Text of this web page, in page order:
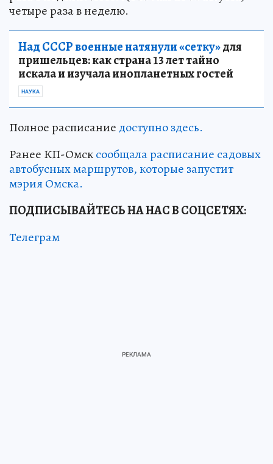
четыре раза в неделю.
Над СССР военные натянули «сетку»для
пришельцев: как страна 13 лет тайно
искала и изучала инопланетных гостей
НАУКА
Полное расписание доступно здесь.
Ранее КП-Омсксообщала расписание садовых
автобусных маршрутов, которые запустит
мэрия Омска.
ПОДПИСЫВАЙТЕСЬ НА НАС В СОЦСЕТЯХ:
Телеграм